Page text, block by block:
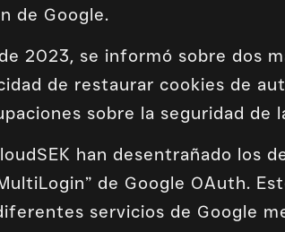
de Google.
2023, se informó sobre dos
de restaurar cookies de
sobre la seguridad de
han desentrañado los
de Google OAuth.
servicios de Google